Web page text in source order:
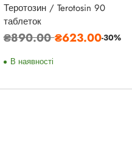
Теротозин / Terotosin 90
таблеток
Звичайна
₴890.00₴623.00-30%
В наявності